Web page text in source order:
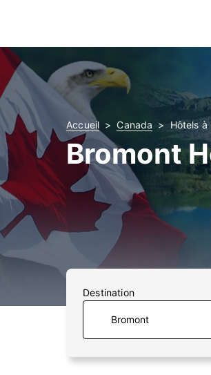
Accueil Canada Hôtels à
Bromont
Destination